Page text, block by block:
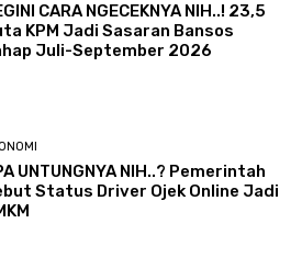
CARA NGECEKNYA NIH..! 23,5
KPM Jadi Sasaran Bansos
Juli-September 2026
UNTUNGNYA NIH..? Pemerintah
Status Driver Ojek Online Jadi